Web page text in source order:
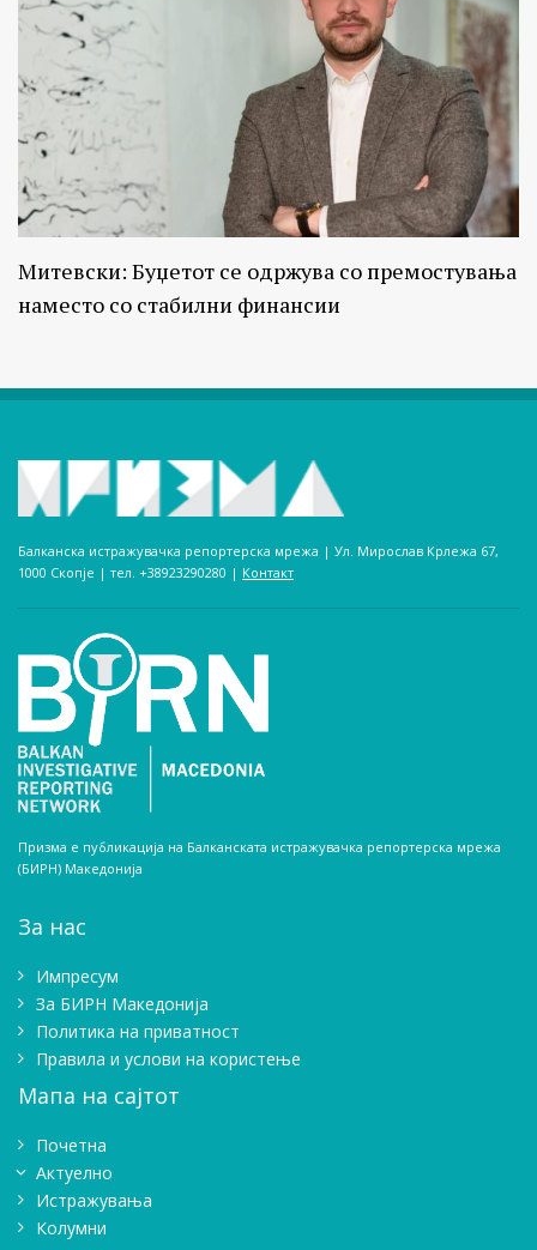
Митевски: Буџетот се одржува со премостувања
наместо со стабилни финансии
Балканска истражувачка репортерска мрежа | Ул. Мирослав Крлежа 67,
1000 Скопје | тел. +38923290280­ | Контакт
Призма е публикација на Балканската истражувачка репортерска мрежа
(БИРН) Македонија
За нас
Импресум
Зa БИРН Македонија
Политика на приватност
Правила и услови на користење
Мапа на сајтот
Почетна
Актуелно
Истражувањa
Колумни